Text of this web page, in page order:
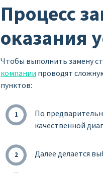
Процесс
оказания
Чтобы выполнить замену
компании проводят
пунктов:
По
качественной
Далее делается